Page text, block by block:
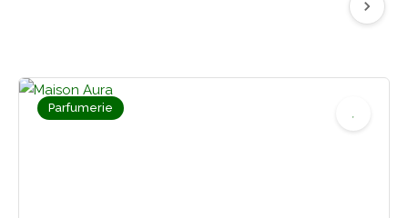
Parfumerie